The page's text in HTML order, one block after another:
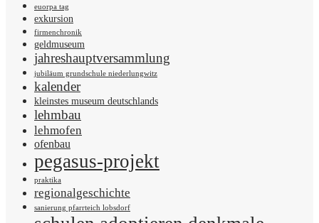
euorpa tag
exkursion
firmenchronik
geldmuseum
jahreshauptversammlung
jubiläum grundschule niederlungwitz
kalender
kleinstes museum deutschlands
lehmbau
lehmofen
ofenbau
pegasus-projekt
praktika
regionalgeschichte
sanierung pfarrteich lobsdorf